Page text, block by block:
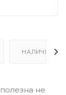
НАЛИЧИЕ
не